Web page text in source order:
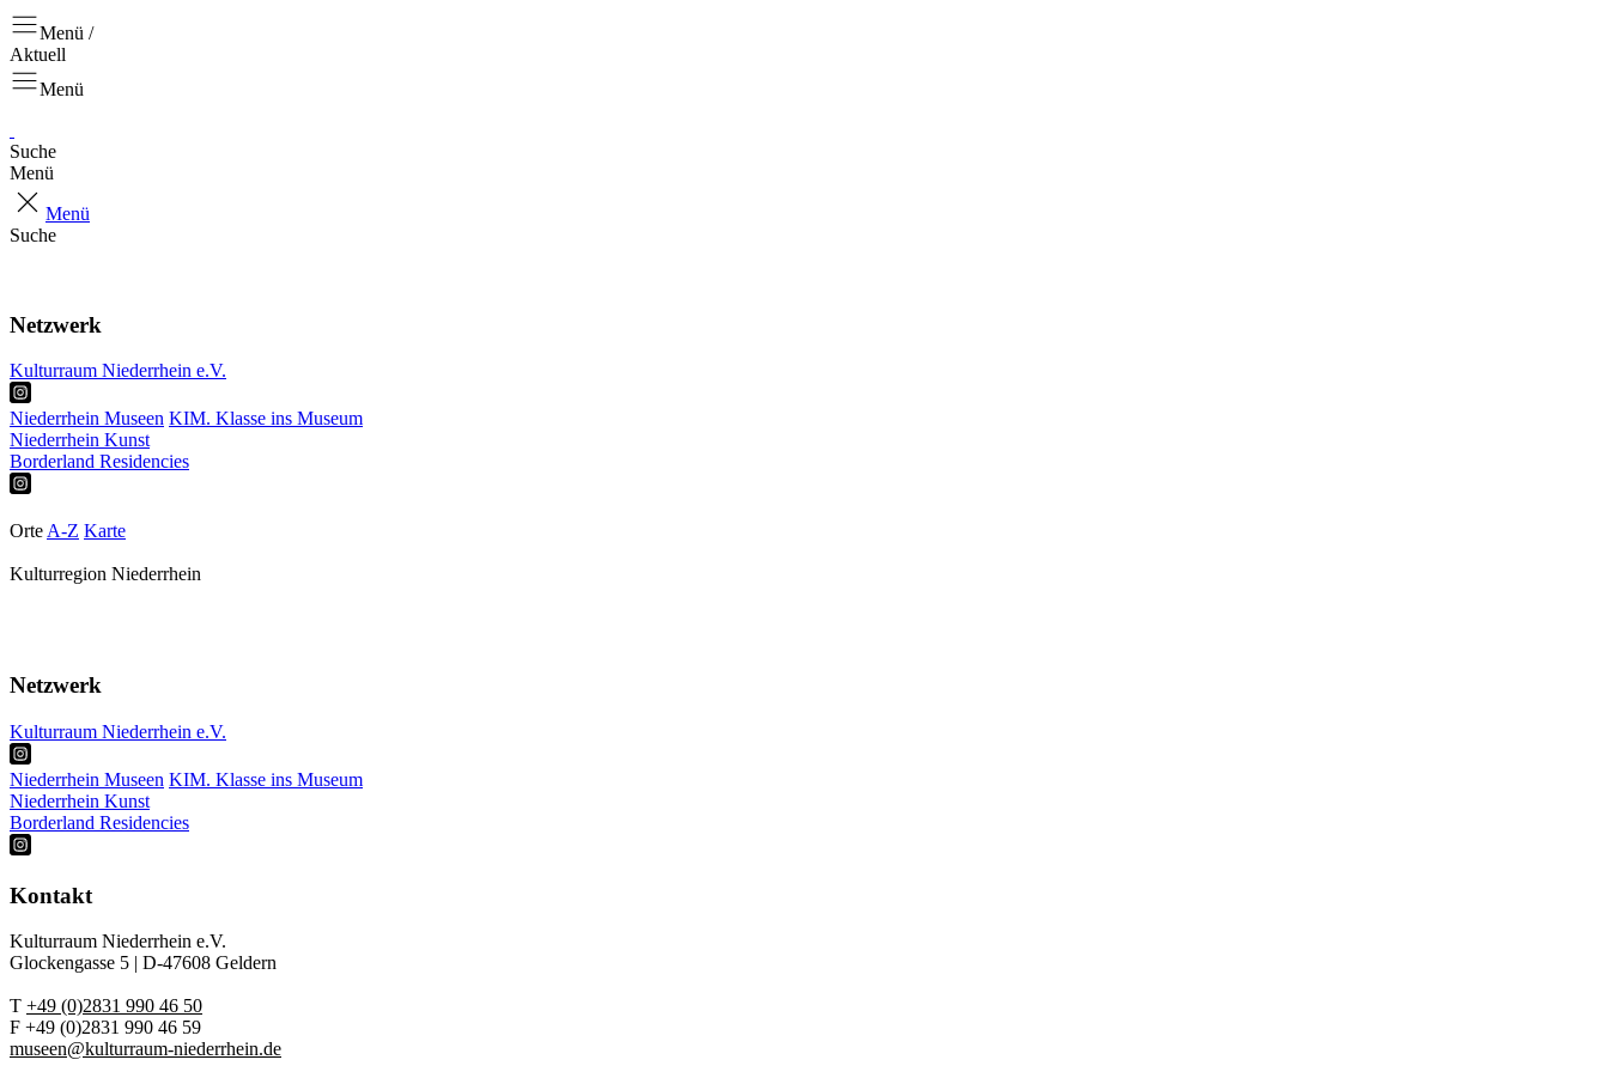
Menü /
Aktuell
Menü
Suche
Menü
Menü
Suche
Netzwerk
Kulturraum Niederrhein e.V.
Niederrhein Museen KIM. Klasse ins Museum
Niederrhein Kunst
Borderland Residencies
OrteA-Z Karte
Kulturregion Niederrhein
Netzwerk
Kulturraum Niederrhein e.V.
Niederrhein Museen KIM. Klasse ins Museum
Niederrhein Kunst
Borderland Residencies
Kontakt
Kulturraum Niederrhein e.V.
Glockengasse 5 | D-47608 Geldern
T +49 (0)2831 990 46 50
F +49 (0)2831 990 46 59
museen@kulturraum-niederrhein.de